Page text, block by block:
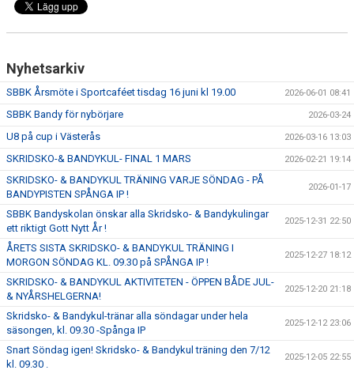
VÅRA LAG/TRÄNARE
DOKUMENT
MATCHER
KÖP & SÄLJ
Nyhetsarkiv
SBBK Årsmöte i Sportcaféet tisdag 16 juni kl 19.00 2026-06-01 08:41
SBBK Bandy för nybörjare 2026-03-24
U8 på cup i Västerås 2026-03-16 13:03
SKRIDSKO-& BANDYKUL- FINAL 1 MARS 2026-02-21 19:14
SKRIDSKO- & BANDYKUL TRÄNING VARJE SÖNDAG - PÅ
BANDYPISTEN SPÅNGA IP !
2026-01-17
SBBK Bandyskolan önskar alla Skridsko- & Bandykulingar
ett riktigt Gott Nytt År !
2025-12-31 22:50
ÅRETS SISTA SKRIDSKO- & BANDYKUL TRÄNING I
MORGON SÖNDAG KL. 09.30 på SPÅNGA IP !
2025-12-27 18:12
SKRIDSKO- & BANDYKUL AKTIVITETEN - ÖPPEN BÅDE JUL-
& NYÅRSHELGERNA!
2025-12-20 21:18
Skridsko- & Bandykul-tränar alla söndagar under hela
säsongen, kl. 09.30 -Spånga IP
2025-12-12 23:06
Snart Söndag igen! Skridsko- & Bandykul träning den 7/12
kl. 09.30 .
2025-12-05 22:55